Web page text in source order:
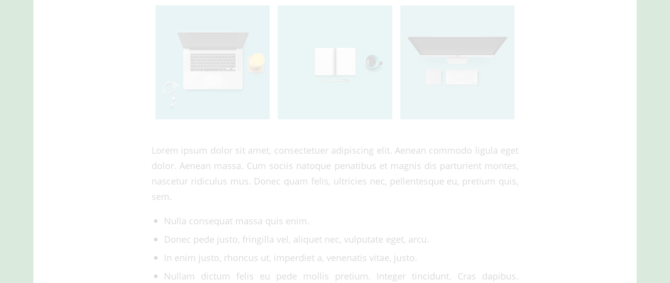
Lorem ipsum dolor sit amet, consectetuer adipiscing elit. Aenean commodo ligula eget
dolor. Aenean massa. Cum sociis natoque penatibus et magnis dis parturient montes,
nascetur ridiculus mus. Donec quam felis, ultricies nec, pellentesque eu, pretium quis,
sem.
Nulla consequat massa quis enim.
Donec pede justo, fringilla vel, aliquet nec, vulputate eget, arcu.
In enim justo, rhoncus ut, imperdiet a, venenatis vitae, justo.
Nullam dictum felis eu pede mollis pretium. Integer tincidunt. Cras dapibus.